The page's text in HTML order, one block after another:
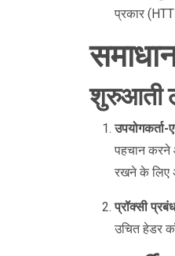
प्रकार
शुरुआती
पहचान करने
रखने के लिए
प्रॉक्सी
उचित हेडर